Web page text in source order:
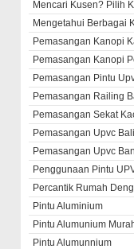
Mencari Kusen? Pilih
Mengetahui Berbagai
Pemasangan Kanopi
Pemasangan Kanopi
Pemasangan Pintu
Pemasangan Railing
Pemasangan Sekat
Pemasangan Upvc Bali
Pemasangan Upvc
Penggunaan Pintu
Percantik Rumah
Pintu Aluminium
Pintu Alumunium
Pintu Alumunnium